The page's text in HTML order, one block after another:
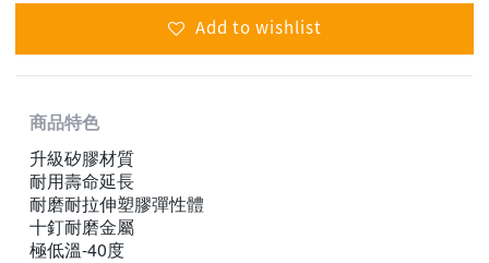
Add to wishlist
商品特色
升級矽膠材質
耐用壽命延長
耐磨耐拉伸塑膠彈性體
十釘耐磨金屬
極低溫-40度